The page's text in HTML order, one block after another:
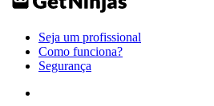
Seja um profissional
Como funciona?
Segurança